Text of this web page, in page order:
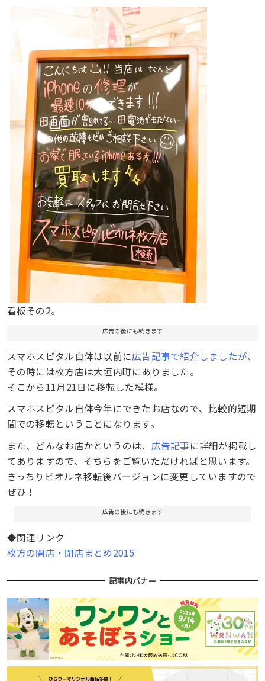
看板その2。
広告の後にも続きます
スマホスピタル自体は以前に広告記事で紹介しましたが、
その時には枚方店は大垣内町にありました。
そこから11月21日に移転した模様。
スマホスピタル自体今年にできたお店なので、比較的短期
間での移転ということになります。
また、どんなお店かというのは、 広告記事に詳細が掲載し
てありますので、そちらをご覧いただければと思います。
きっちりビオルネ移転後バージョンに変更していますので
ぜひ！
広告の後にも続きます
◆関連リンク
枚方の開店・閉店まとめ2015
記事内バナー